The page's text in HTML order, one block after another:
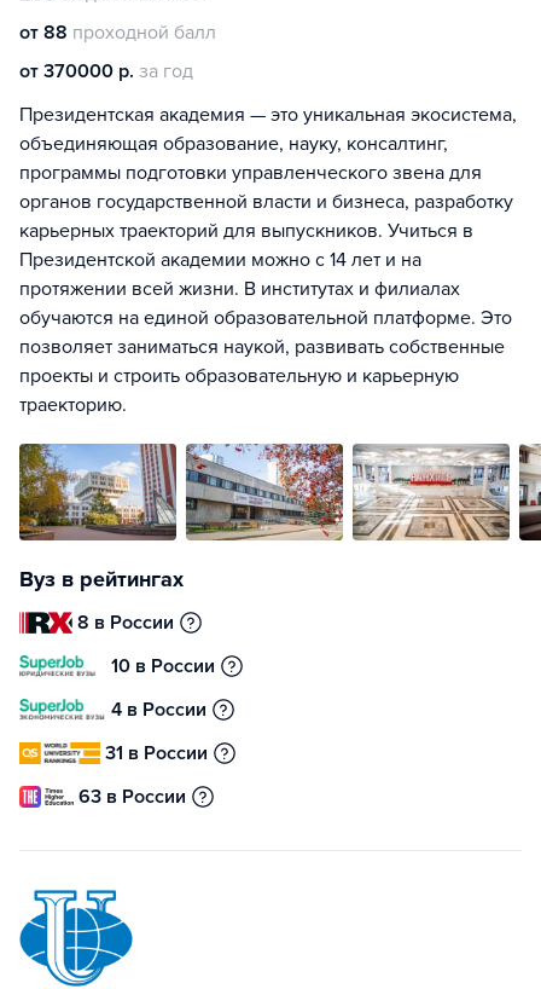
от 88 проходной балл
от 370000 р. за год
Президентская академия — это уникальная экосистема,
объединяющая образование, науку, консалтинг,
программы подготовки управленческого звена для
органов государственной власти и бизнеса, разработку
карьерных траекторий для выпускников. Учиться в
Президентской академии можно с 14 лет и на
протяжении всей жизни. В институтах и филиалах
обучаются на единой образовательной платформе. Это
позволяет заниматься наукой, развивать собственные
проекты и строить образовательную и карьерную
траекторию.
Вуз в рейтингах
8 в России
10 в России
4 в России
31 в России
63 в России